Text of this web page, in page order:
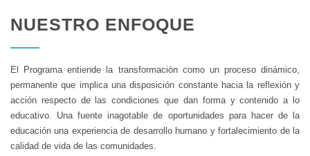
NUESTRO ENFOQUE
El Programa entiende la transformación como un proceso dinámico,
permanente que implica una disposición constante hacia la reflexión y
acción respecto de las condiciones que dan forma y contenido a lo
educativo. Una fuente inagotable de oportunidades para hacer de la
educación una experiencia de desarrollo humano y fortalecimiento de la
calidad de vida de las comunidades.